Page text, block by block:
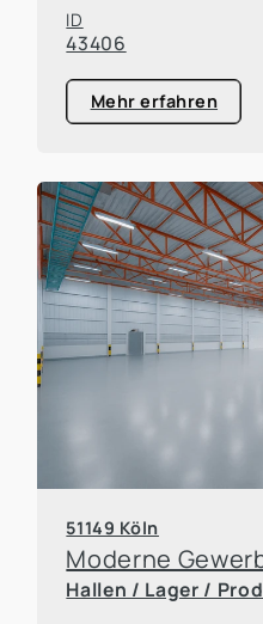
ID
43406
Mehr erfahren
51149 Köln
Hallen / Lager /